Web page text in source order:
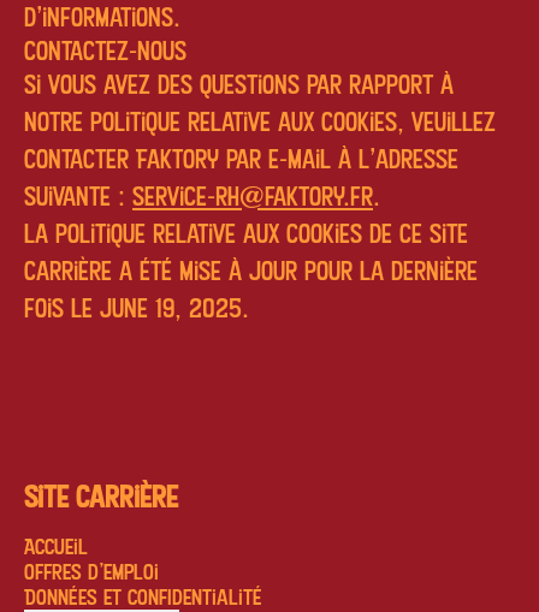
d'informations.
Contactez-nous
Si vous avez des questions par rapport à
notre politique relative aux cookies, veuillez
contacter Faktory par e-mail à l'adresse
suivante : service-rh@faktory.fr.
La politique relative aux cookies de ce site
carrière a été mise à jour pour la dernière
fois le June 19, 2025.
Site carrière
Accueil
Offres d'emploi
Données et confidentialité